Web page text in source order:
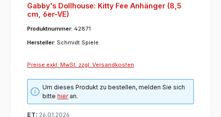
Gabby's Dollhouse: Kitty Fee Anhänger (8,5
cm, 6er-VE)
Produktnummer: 42871
Hersteller: Schmidt Spiele
Preise exkl. MwSt. zzgl. Versandkosten
Um dieses Produkt zu bestellen, melden Sie sich
bittehieran.
ET: 26.01.2026